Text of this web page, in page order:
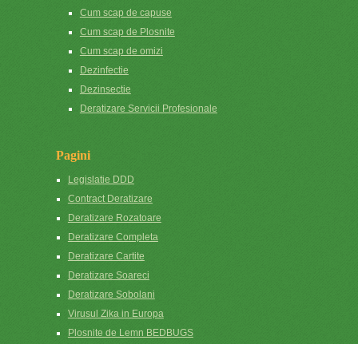
Cum scap de capuse
Cum scap de Plosnite
Cum scap de omizi
Dezinfectie
Dezinsectie
Deratizare Servicii Profesionale
Pagini
Legislatie DDD
Contract Deratizare
Deratizare Rozatoare
Deratizare Completa
Deratizare Cartite
Deratizare Soareci
Deratizare Sobolani
Virusul Zika in Europa
Plosnite de Lemn BEDBUGS